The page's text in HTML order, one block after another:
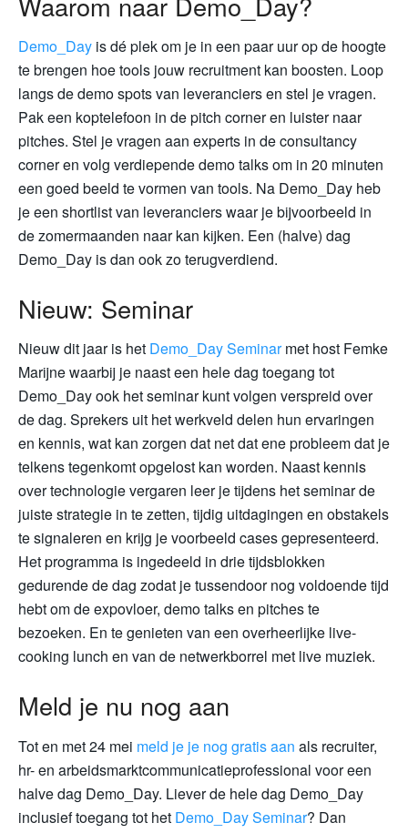
Demo_Day is dé plek om je in een paar uur op de hoogte
te brengen hoe tools jouw recruitment kan boosten. Loop
langs de demo spots van leveranciers en stel je vragen.
Pak een koptelefoon in de pitch corner en luister naar
pitches. Stel je vragen aan experts in de consultancy
corner en volg verdiepende demo talks om in 20 minuten
een goed beeld te vormen van tools. Na Demo_Day heb
je een shortlist van leveranciers waar je bijvoorbeeld in
de zomermaanden naar kan kijken. Een (halve) dag
Demo_Day is dan ook zo terugverdiend.
Nieuw: Seminar
Nieuw dit jaar is het Demo_Day Seminarmet host Femke
Marijne waarbij je naast een hele dag toegang tot
Demo_Day ook het seminar kunt volgen verspreid over
de dag. Sprekers uit het werkveld delen hun ervaringen
en kennis, wat kan zorgen dat net dat ene probleem dat je
telkens tegenkomt opgelost kan worden. Naast kennis
over technologie vergaren leer je tijdens het seminar de
juiste strategie in te zetten, tijdig uitdagingen en obstakels
te signaleren en krijg je voorbeeld cases gepresenteerd.
Het programma is ingedeeld in drie tijdsblokken
gedurende de dag zodat je tussendoor nog voldoende tijd
hebt om de expovloer, demo talks en pitches te
bezoeken. En te genieten van een overheerlijke live-
cooking lunch en van de netwerkborrel met live muziek.
Meld je nu nog aan
Tot en met 24 mei meld je je nog gratis aan als recruiter,
hr- en arbeidsmarktcommunicatieprofessional voor een
halve dag Demo_Day. Liever de hele dag Demo_Day
inclusief toegang tot het Demo_Day Seminar? Dan